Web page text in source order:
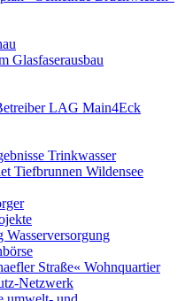
Glasfaserausbau
LAG Main4Eck
Trinkwasser
Tiefbrunnen Wildensee
Wasserversorgung
Straße« Wohnquartier
Netzwerk